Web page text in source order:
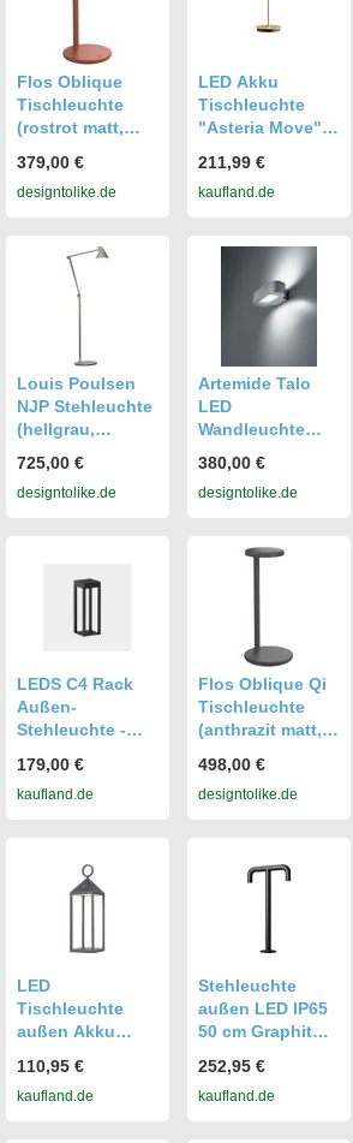
3000K Warmweiß
Flos Oblique
Tischleuchte
(rostrot matt,
K)) rostrot matt
warmweiß (3000
379,00 €
designtolike.de
LED Akku
Tischleuchte
"Asteria Move"
Orange
211,99 €
kaufland.de
Louis Poulsen
NJP Stehleuchte
(hellgrau,
(3000K)) hellgrau
warmweiß
725,00 €
designtolike.de
Artemide Talo
LED
Wandleuchte
warmweiß (3000
K)) silbergrau
380,00 €
designtolike.de
LEDS C4 Rack
Außen-
Stehleuchte -
Warmweiß, 88 lm,
IP65, Schwarz
179,00 €
kaufland.de
Flos Oblique Qi
Tischleuchte
(anthrazit matt,
K)) anthrazit matt
warmweiß (3000
498,00 €
designtolike.de
LED
Tischleuchte
außen Akku
Dimmer mit
Touch Funktion
110,95 €
kaufland.de
Stehleuchte
außen LED IP65
50 cm Graphit
300 lm Modern
Stehlampe
252,95 €
kaufland.de